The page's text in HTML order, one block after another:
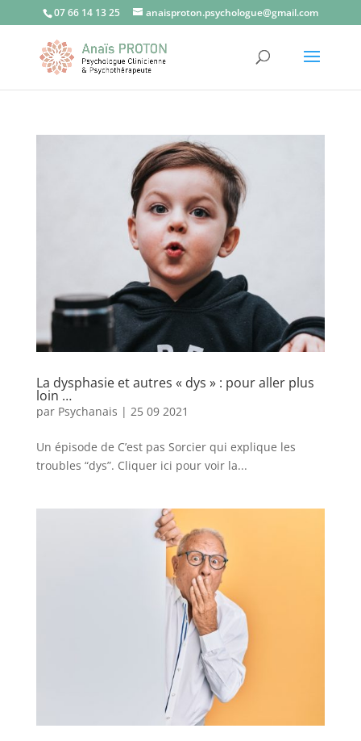
07 66 14 13 25 anaisproton.psychologue@gmail.com
La dysphasie et autres « dys » : pour aller plus
loin …
par Psychanais | 25 09 2021
Un épisode de C’est pas Sorcier qui explique les
troubles “dys”. Cliquer ici pour voir la...